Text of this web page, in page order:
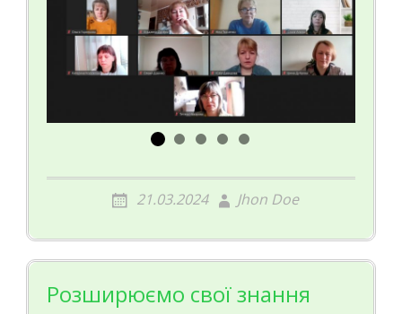
21.03.2024 Jhon Doe
Розширюємо свої знання